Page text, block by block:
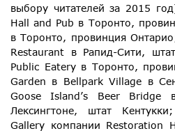
выбору читателей за 2015
Hall and Pub в Торонто,
в Торонто, провинция
Restaurant в Рапид-Сити,
Public Eatery в Торонто,
Garden в Bellpark Village в
Goose Island’s Beer
Лексингтоне, штат
Gallery компании Restoration